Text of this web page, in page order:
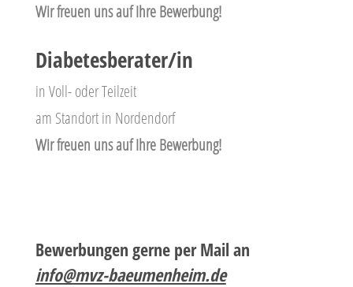
Wir freuen uns auf Ihre Bewerbung!
Diabetesberater/in
in Voll- oder Teilzeit
am Standort in Nordendorf
Wir freuen uns auf Ihre Bewerbung!
Bewerbungen gerne per Mail an
info@mvz-baeumenheim.de